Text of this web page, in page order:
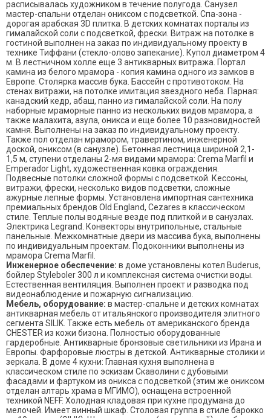
расписывалась художником в течение полугода. Санузел
мастер-спальни отделан ониксом с подсветкой. Спа-зона -
дорогая арабская 3D плитка. В детских комнатах порталы из
гималайской соли с подсветкой, фрески. Витраж на потолке в
гостиной выполнен на заказ по индивидуальному проекту в
технике Тиффани (стекло-олово запекание). Купол диаметром 4
м. В лестничном холле еще 3 антикварных витража. Портал
камина из белого мрамора - копия камина одного из замков в
Европе. Столярка массив бука. Бассейн с противотоком. На
стенах витражи, на потолке имитация звездного неба. Парная:
канадский кедр, абаш, панно из гималайской соли. На полу
наборные мраморные панно из нескольких видов мрамора, а
также малахита, азула, оникса и еще более 10 разновидностей
камня. Выполнены на заказ по индивидуальному проекту.
Также пол отделан мрамором, травертином, инженерной
доской, ониксом (в санузле). Бетонная лестница шириной 2,1-
1,5 м, ступени отделаны 2-мя видами мрамора: Crema Marfil и
Emperador Light, художественная ковка ограждения.
Подвесные потолки сложной формы с подсветкой. Кессоны,
витражи, фрески, несколько видов подсветки, сложные
ажурные лепные формы. Установлена импортная сантехника
премиальных брендов Old England, Cezares в классическом
стиле. Теплые полы водяные везде под плиткой и в санузлах.
Электрика Legrand. Конвекторы внутрипольные, стальные
панельные. Межкомнатные двери из массива бука, выполнены
по индивидуальным проектам. Подоконники выполнены из
мрамора Crema Marfil.
Инженерное обеспечение: в доме установлены котел Buderus,
бойлер Styleboler 300 л и комплексная система очистки воды.
Естественная вентиляция. Выполнен проект и разводка под
видеонаблюдение и пожарную сигнализацию.
Мебель, оборудование: в мастер-спальне и детских комнатах
антикварная мебель от итальянского производителя элитного
сегмента SILIK. Также есть мебель от американского бренда
CHESTER из кожи бизона. Полностью оборудованные
гардеробные. Антикварные бронзовые светильники из Ирана и
Европы. Фарфоровые люстры в детской. Антикварные столики и
зеркала. В доме 4 кухни: Главная кухня выполнена в
классическом стиле по эскизам Скаволини с дубовыми
фасадами и фартуком из оникса с подсветкой (этим же ониксом
отделан алтарь храма в МГИМО), оснащена встроенной
техникой NEFF. Холодная кладовая при кухне продумана до
мелочей. Имеет винный шкаф. Столовая группа в стиле барокко